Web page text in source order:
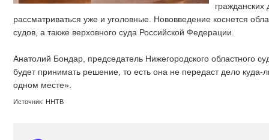
гражданских
рассматриваться уже и уголовные. Нововведение коснется
судов, а также верховного суда Российской Федерации.
Анатолий Бондар, председатель Нижегородского областного
будет принимать решение, то есть она не передаст дело куда-
одном месте».
Источник: ННТВ